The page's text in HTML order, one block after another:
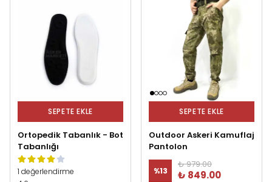
SEPETE EKLE
Ortopedik Tabanlık - Bot
Tabanlığı
1 değerlendirme
SEPETE EKLE
Outdoor Askeri Kamuflaj
Pantolon
%13
₺ 979.00
₺ 849.00